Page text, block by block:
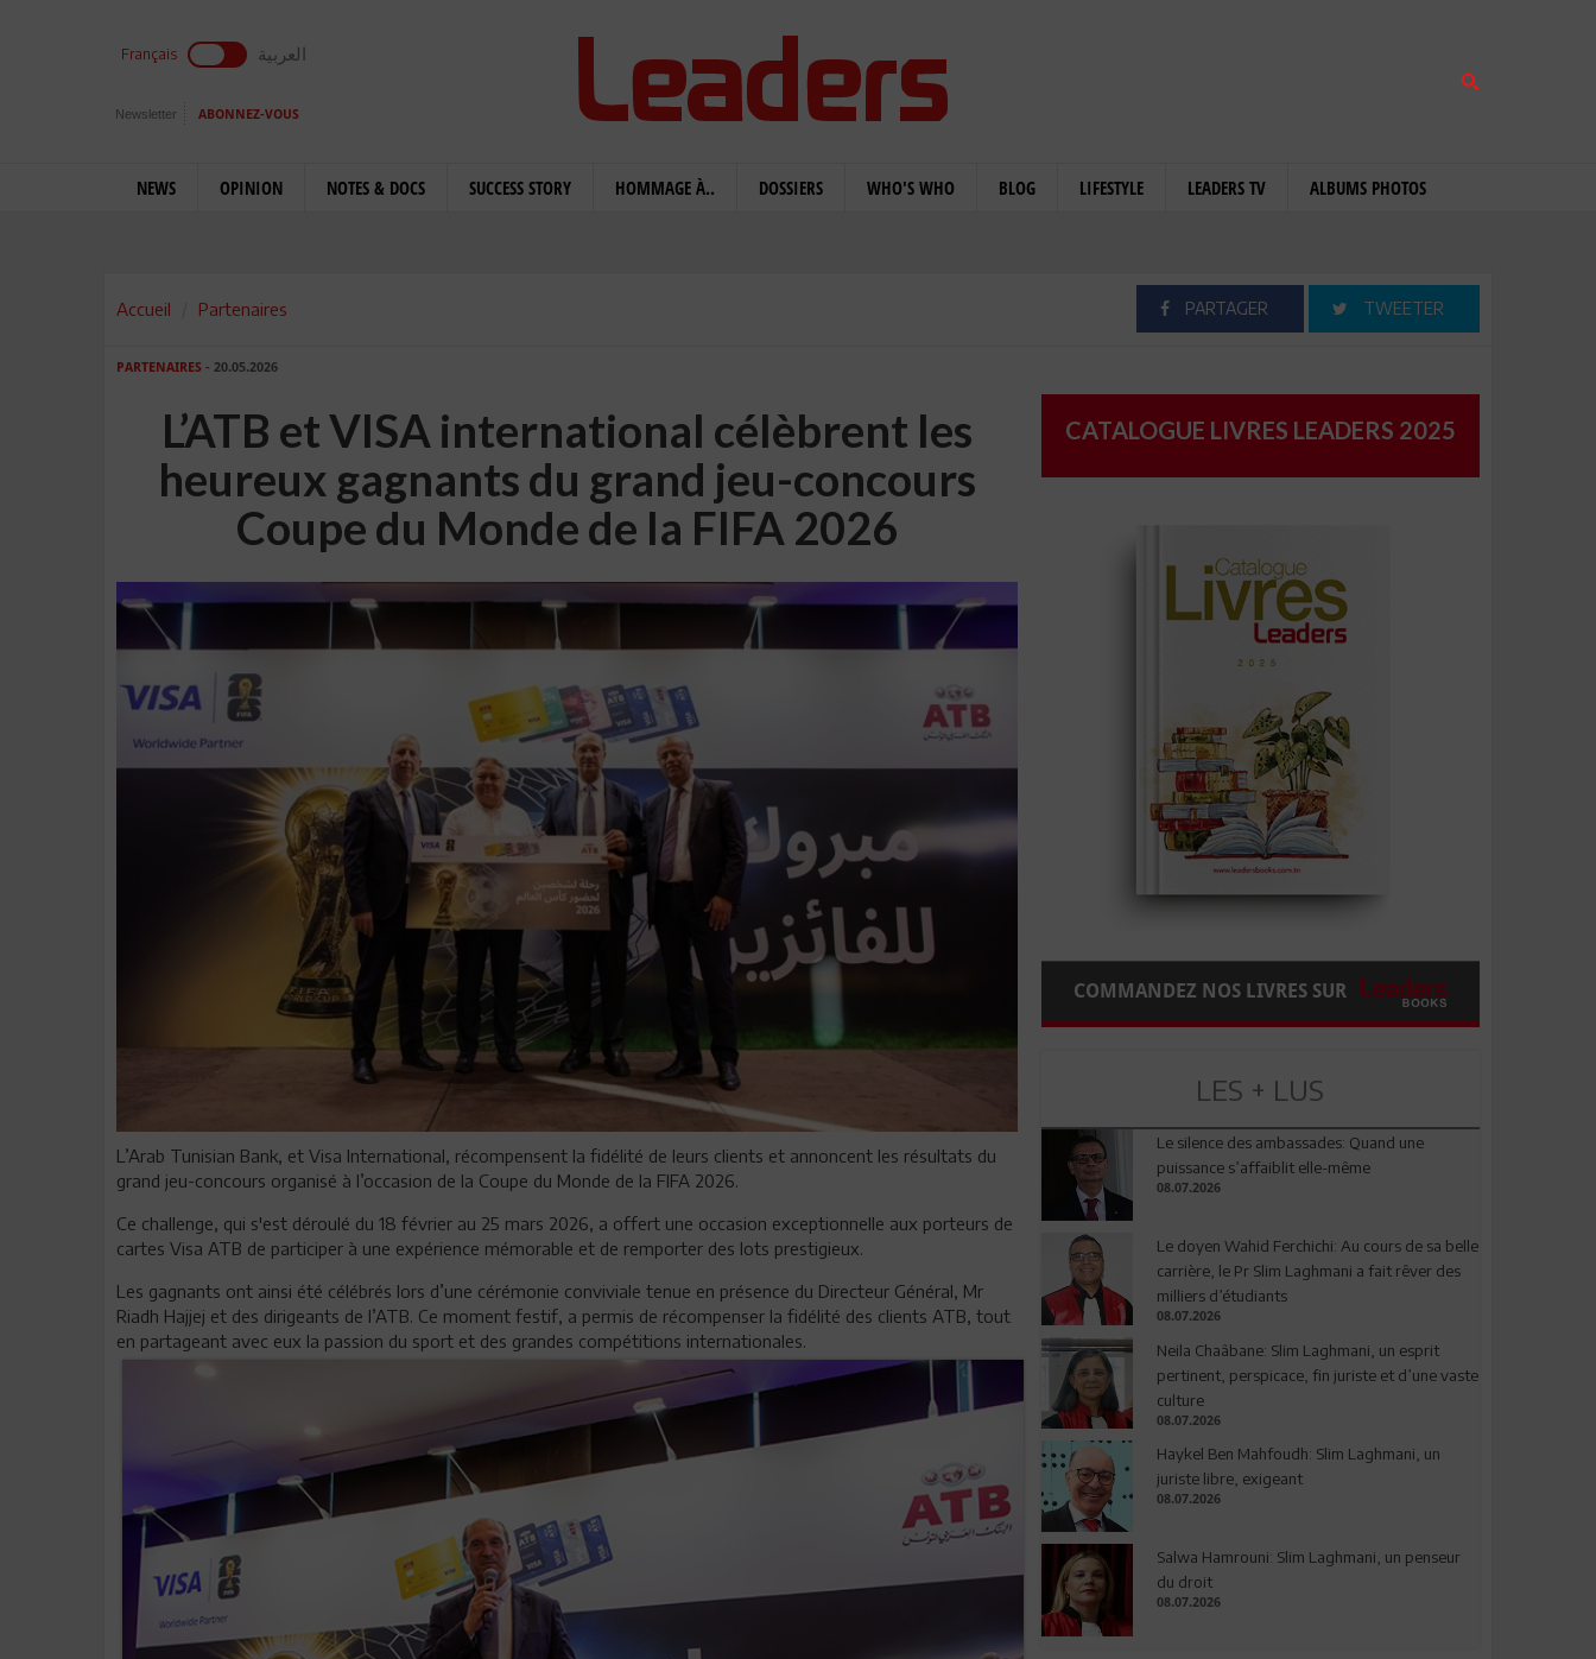
Français العربية
Newsletter ABONNEZ-VOUS
NEWS OPINION NOTES & DOCS SUCCESS STORY HOMMAGE À.. DOSSIERS WHO'S WHO BLOG LIFESTYLE LEADERS TV ALBUMS PHOTOS
Accueil Partenaires PARTAGER TWEETER
PARTENAIRES - 20.05.2026
L’ATB et VISA international célèbrent les
heureux gagnants du grand jeu-concours
Coupe du Monde de la FIFA 2026
L’Arab Tunisian Bank, et Visa International, récompensent la fidélité de leurs clients et annoncent les résultats du
grand jeu-concours organisé à l’occasion de la Coupe du Monde de la FIFA 2026.
Ce challenge, qui s'est déroulé du 18 février au 25 mars 2026, a offert une occasion exceptionnelle aux porteurs de
cartes Visa ATB de participer à une expérience mémorable et de remporter des lots prestigieux.
Les gagnants ont ainsi été célébrés lors d’une cérémonie conviviale tenue en présence du Directeur Général, Mr
Riadh Hajjej et des dirigeants de l’ATB. Ce moment festif, a permis de récompenser la fidélité des clients ATB, tout
en partageant avec eux la passion du sport et des grandes compétitions internationales.
CATALOGUE LIVRES LEADERS 2025
COMMANDEZ NOS LIVRES SUR
LES + LUS
Le silence des ambassades: Quand une
puissance s’affaiblit elle-même
08.07.2026
Le doyen Wahid Ferchichi: Au cours de sa belle
carrière, le Pr Slim Laghmani a fait rêver des
milliers d’étudiants
08.07.2026
Neila Chaâbane: Slim Laghmani, un esprit
pertinent, perspicace, fin juriste et d’une vaste
culture
08.07.2026
Haykel Ben Mahfoudh: Slim Laghmani, un
juriste libre, exigeant
08.07.2026
Salwa Hamrouni: Slim Laghmani, un penseur
du droit
08.07.2026